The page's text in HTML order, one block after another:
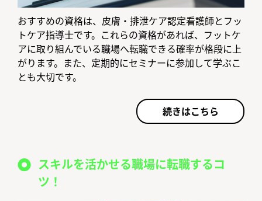
おすすめの資格は、皮膚・排泄ケア認定看護師とフッ
トケア指導士です。これらの資格があれば、フットケ
アに取り組んでいる職場へ転職できる確率が格段に上
がります。また、定期的にセミナーに参加して学ぶこ
とも大切です。
続きはこちら
スキルを活かせる職場に転職するコ
ツ！